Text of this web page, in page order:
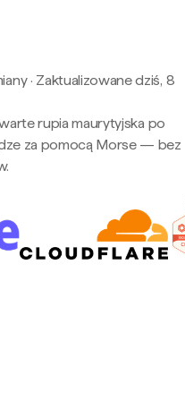
· Zaktualizowane dziś, 8
rupia maurytyjska po
za pomocą Morse — bez